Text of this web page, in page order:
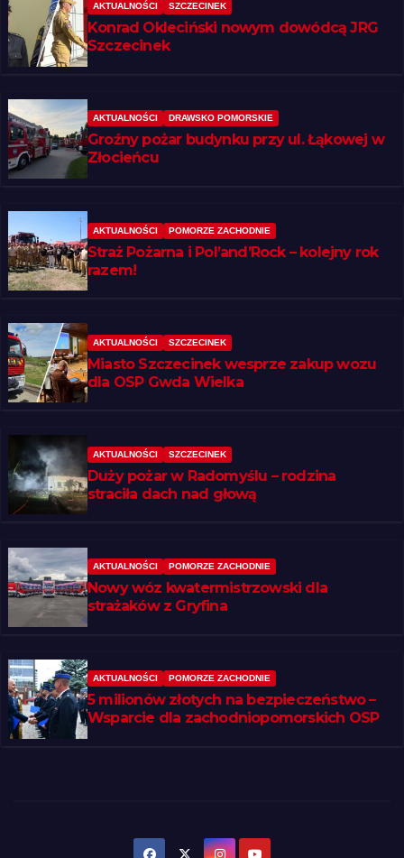
AKTUALNOŚCI SZCZECINEK
Konrad Okleciński nowym dowódcą JRG
Szczecinek
AKTUALNOŚCI DRAWSKO POMORSKIE
Groźny pożar budynku przy ul. Łąkowej w
Złocieńcu
AKTUALNOŚCI POMORZE ZACHODNIE
Straż Pożarna i Pol’and’Rock – kolejny rok
razem!
AKTUALNOŚCI SZCZECINEK
Miasto Szczecinek wesprze zakup wozu
dla OSP Gwda Wielka
AKTUALNOŚCI SZCZECINEK
Duży pożar w Radomyślu – rodzina
straciła dach nad głową
AKTUALNOŚCI POMORZE ZACHODNIE
Nowy wóz kwatermistrzowski dla
strażaków z Gryfina
AKTUALNOŚCI POMORZE ZACHODNIE
5 milionów złotych na bezpieczeństwo –
Wsparcie dla zachodniopomorskich OSP